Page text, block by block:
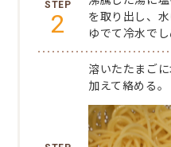
2
を取り出し、
ゆでて冷水でし
溶いたたまご
加えて絡める。